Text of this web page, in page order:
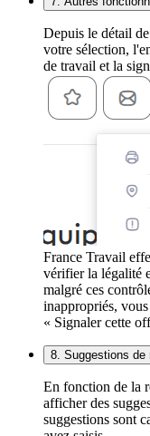
Depuis le détail
votre sélection,
de travail et la
France Travail
vérifier la légalité
malgré ces
inappropriés,
« Signaler cette
8. Suggestions de
En fonction de la
afficher des
suggestions sont